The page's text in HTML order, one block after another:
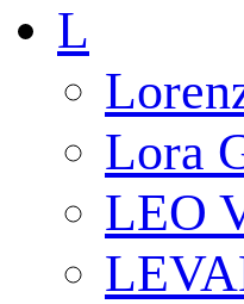
L
Lora
LEO